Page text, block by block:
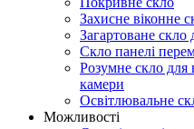
Захисне віконне
Загартоване скло
Скло панелі
Розумне скло для
камери
Освітлювальне
Можливості